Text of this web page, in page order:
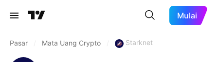
Mulai
Pasar Mata Uang Crypto Starknet